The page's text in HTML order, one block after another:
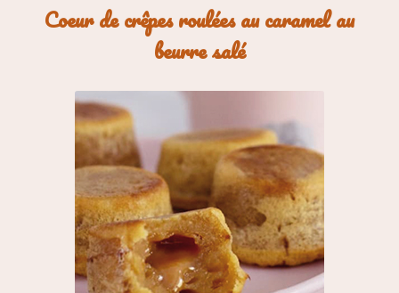
Coeur de crêpes roulées au caramel au
beurre salé